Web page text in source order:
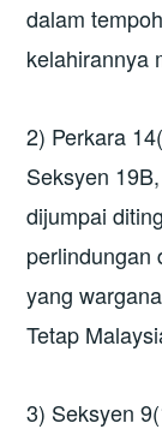
dalam
kelahirannya
2) Perkara
Seksyen
dijumpai
perlindungan
yang
Tetap
3) Seksyen